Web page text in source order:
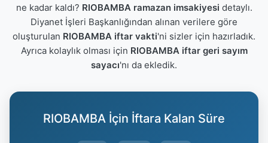
ne kadar kaldı? RIOBAMBA ramazan imsakiyesi detaylı.
Diyanet İşleri Başkanlığından alınan verilere göre
oluşturulan RIOBAMBA iftar vakti'ni sizler için hazırladık.
Ayrıca kolaylık olması için RIOBAMBA iftar geri sayım
sayacı'nı da ekledik.
RIOBAMBA İçin İftara Kalan Süre